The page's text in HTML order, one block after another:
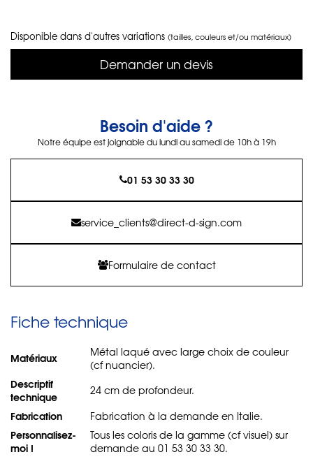
Disponible dans d'autres variations (tailles, couleurs et/ou matériaux)
Demander un devis
Besoin d'aide ?
Notre équipe est joignable du lundi au samedi de 10h à 19h
01 53 30 33 30
service_clients@direct-d-sign.com
Formulaire de contact
Fiche technique
Matériaux
Métal laqué avec large choix de couleur
(cf nuancier).
Descriptif
technique
24 cm de profondeur.
Fabrication Fabrication à la demande en Italie.
Personnalisez-
moi !
Tous les coloris de la gamme (cf visuel) sur
demande au 01 53 30 33 30.